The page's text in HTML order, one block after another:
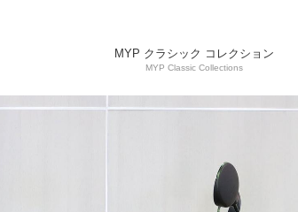
MYP クラシック コレクション
MYP Classic Collections